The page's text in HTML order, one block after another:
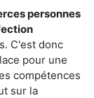
personnes
C'est donc
pour une
compétences
sur la